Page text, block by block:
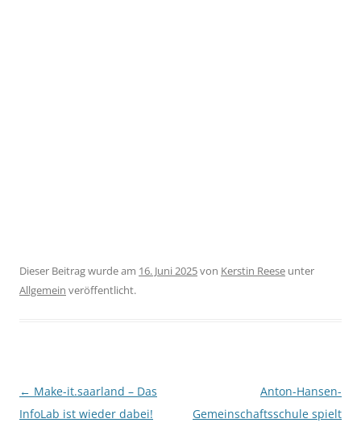
Dieser Beitrag wurde am 16. Juni 2025von Kerstin Reese unter
Allgemein veröffentlicht.
Beitragsnavigation
← Make-it.saarland – Das
InfoLab ist wieder dabei!
Anton-Hansen-
Gemeinschaftsschule spielt